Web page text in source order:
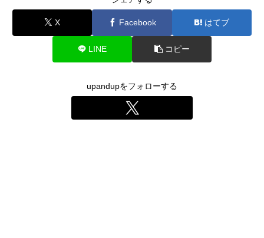
X Facebook はてブ
LINE コピー
upandupをフォローする